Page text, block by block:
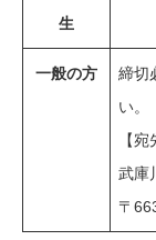
生
一般の方
締切
い。
【宛
武庫
〒